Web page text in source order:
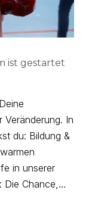
ist gestartet
Veränderung. In
du: Bildung &
in unserer
Die Chance,...